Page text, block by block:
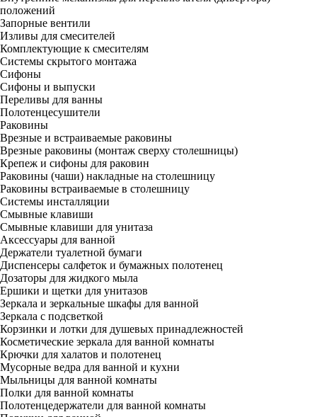
положений
Запорные вентили
Изливы для смесителей
Комплектующие к смесителям
Системы скрытого монтажа
Сифоны
Сифоны и выпуски
Переливы для ванны
Полотенцесушители
Раковины
Врезные и встраиваемые раковины
Врезные раковины (монтаж сверху столешницы)
Крепеж и сифоны для раковин
Раковины (чаши) накладные на столешницу
Раковины встраиваемые в столешницу
Системы инсталляции
Смывные клавиши
Смывные клавиши для унитаза
Аксессуары для ванной
Держатели туалетной бумаги
Диспенсеры салфеток и бумажных полотенец
Дозаторы для жидкого мыла
Ершики и щетки для унитазов
Зеркала и зеркальные шкафы для ванной
Зеркала с подсветкой
Корзинки и лотки для душевых принадлежностей
Косметические зеркала для ванной комнаты
Крючки для халатов и полотенец
Мусорные ведра для ванной и кухни
Мыльницы для ванной комнаты
Полки для ванной комнаты
Полотенцедержатели для ванной комнаты